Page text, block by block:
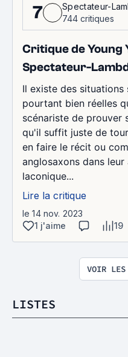
7
Spectateur-
744 critiques
Critique de Young
Spectateur-
Il existe des situations
pourtant bien réelles
scénariste de prouver
qu'il suffit juste de
en faire le récit ou
anglosaxons dans
laconique...
Lire la critique
le 14 nov. 2023
1 j'aime
19
VOIR
LISTES